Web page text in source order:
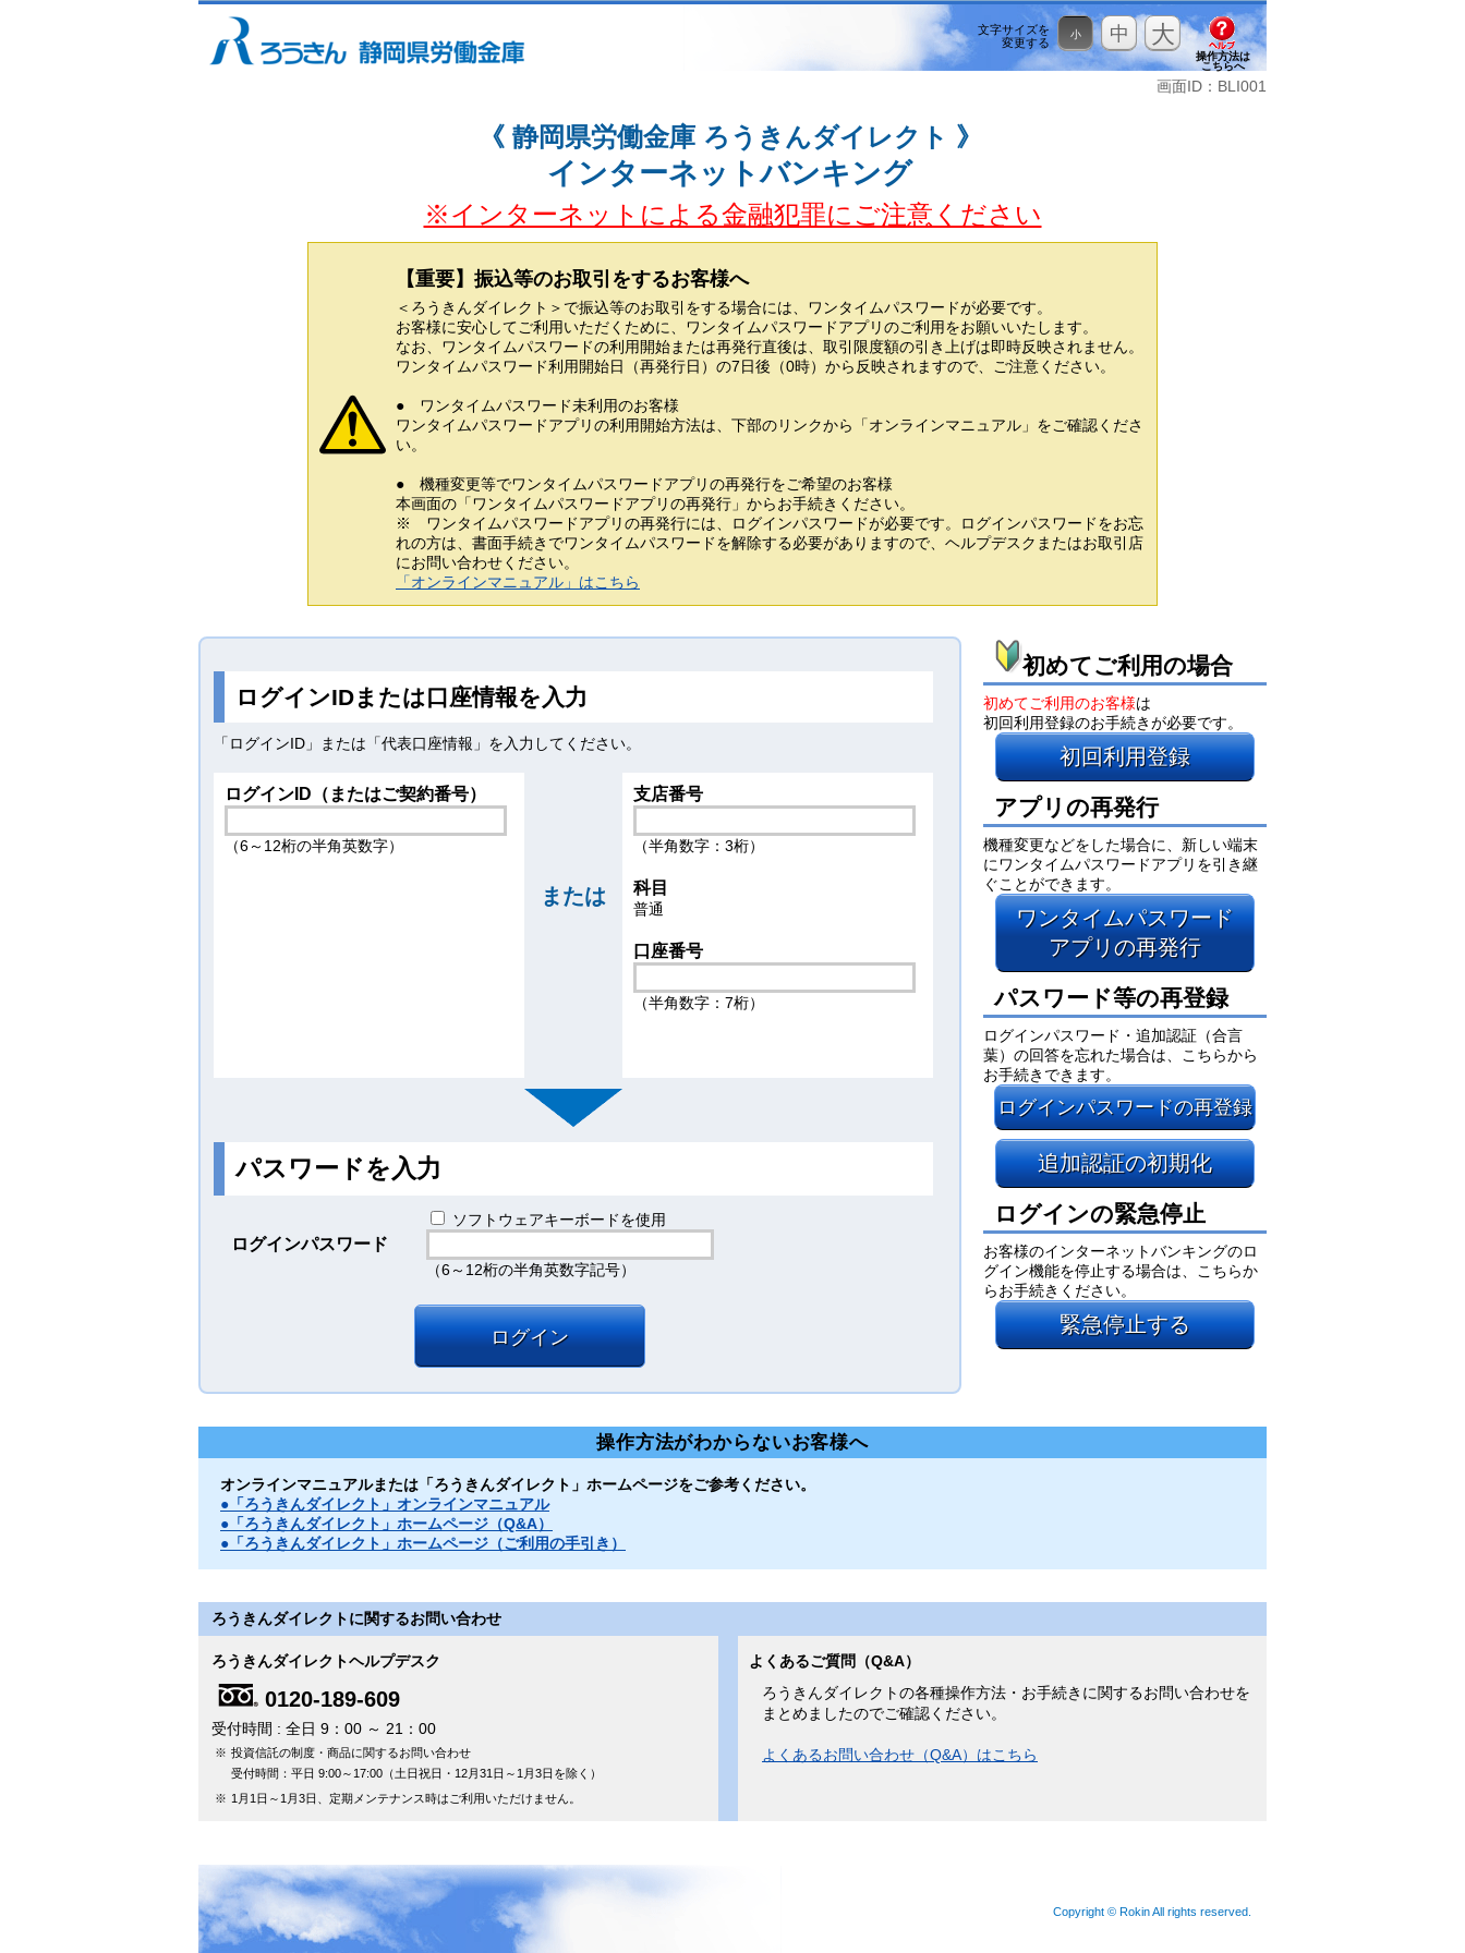
操作方法は
こちらへ
文字サイズを
変更する
小 中 大
画面ID：BLI001
《 静岡県労働金庫 ろうきんダイレクト 》
インターネットバンキング
※インターネットによる金融犯罪にご注意ください
【重要】振込等のお取引をするお客様へ
＜ろうきんダイレクト＞で振込等のお取引をする場合には、ワンタイムパスワードが必要です。
お客様に安心してご利用いただくために、ワンタイムパスワードアプリのご利用をお願いいたします。
なお、ワンタイムパスワードの利用開始または再発行直後は、取引限度額の引き上げは即時反映されません。
ワンタイムパスワード利用開始日（再発行日）の7日後（0時）から反映されますので、ご注意ください。
● ワンタイムパスワード未利用のお客様
ワンタイムパスワードアプリの利用開始方法は、下部のリンクから「オンラインマニュアル」をご確認くださ
い。
● 機種変更等でワンタイムパスワードアプリの再発行をご希望のお客様
本画面の「ワンタイムパスワードアプリの再発行」からお手続きください。
※ ワンタイムパスワードアプリの再発行には、ログインパスワードが必要です。ログインパスワードをお忘
れの方は、書面手続きでワンタイムパスワードを解除する必要がありますので、ヘルプデスクまたはお取引店
にお問い合わせください。
「オンラインマニュアル」はこちら
初めてご利用の場合
初めてご利用のお客様は
初回利用登録のお手続きが必要です。
初回利用登録
アプリの再発行
機種変更などをした場合に、新しい端末
にワンタイムパスワードアプリを引き継
ぐことができます。
ワンタイムパスワード
アプリの再発行
パスワード等の再登録
ログインパスワード・追加認証（合言
葉）の回答を忘れた場合は、こちらから
お手続きできます。
ログインパスワードの再登録
追加認証の初期化
ログインの緊急停止
お客様のインターネットバンキングのロ
グイン機能を停止する場合は、こちらか
らお手続きください。
緊急停止する
ログインIDまたは口座情報を入力
「ログインID」または「代表口座情報」を入力してください。
ログインID（またはご契約番号）
（6～12桁の半角英数字）
または
支店番号
（半角数字：3桁）
科目
普通
口座番号
（半角数字：7桁）
パスワードを入力
ログインパスワード
ソフトウェアキーボードを使用
（6～12桁の半角英数字記号）
ログイン
操作方法がわからないお客様へ
オンラインマニュアルまたは「ろうきんダイレクト」ホームページをご参考ください。
●「ろうきんダイレクト」オンラインマニュアル
●「ろうきんダイレクト」ホームページ（Q&A）
●「ろうきんダイレクト」ホームページ（ご利用の手引き）
ろうきんダイレクトに関するお問い合わせ
ろうきんダイレクトヘルプデスク
0120-189-609
受付時間 全日 9：00 ～ 21：00
※ 投資信託の制度・商品に関するお問い合わせ
受付時間：平日 9:00～17:00（土日祝日・12月31日～1月3日を除く）
※ 1月1日～1月3日、定期メンテナンス時はご利用いただけません。
よくあるご質問（Q&A）
ろうきんダイレクトの各種操作方法・お手続きに関するお問い合わせを
まとめましたのでご確認ください。
よくあるお問い合わせ（Q&A）はこちら
Copyright © Rokin All rights reserved.